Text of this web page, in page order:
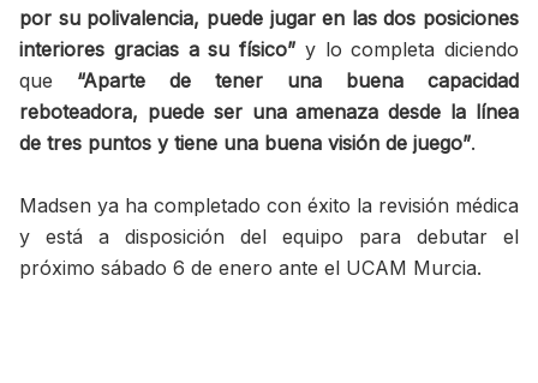
por su polivalencia, puede jugar en las dos posiciones
interiores gracias a su físico” y lo completa diciendo
que “Aparte de tener una buena capacidad
reboteadora, puede ser una amenaza desde la línea
de tres puntos y tiene una buena visión de juego”.
Madsen ya ha completado con éxito la revisión médica
y está a disposición del equipo para debutar el
próximo sábado 6 de enero ante el UCAM Murcia.